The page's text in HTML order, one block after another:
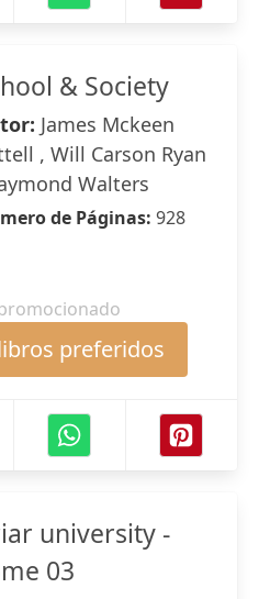
& Society
James Mckeen
, Will Carson Ryan
Walters
de Páginas: 928
preferidos
university -
03